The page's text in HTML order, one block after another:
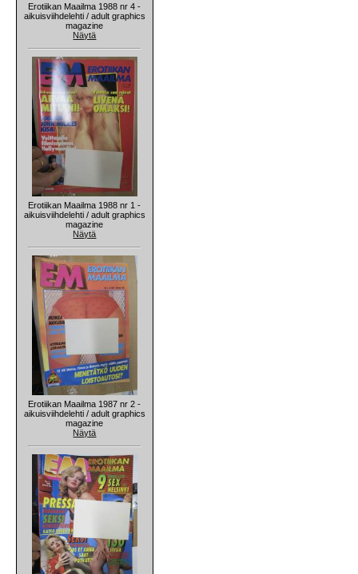
Erotiikan Maailma 1988 nr 4 -
aikuisviihdelehti / adult graphics
magazine
Näytä
Erotiikan Maailma 1988 nr 1 -
aikuisviihdelehti / adult graphics
magazine
Näytä
Erotiikan Maailma 1987 nr 2 -
aikuisviihdelehti / adult graphics
magazine
Näytä